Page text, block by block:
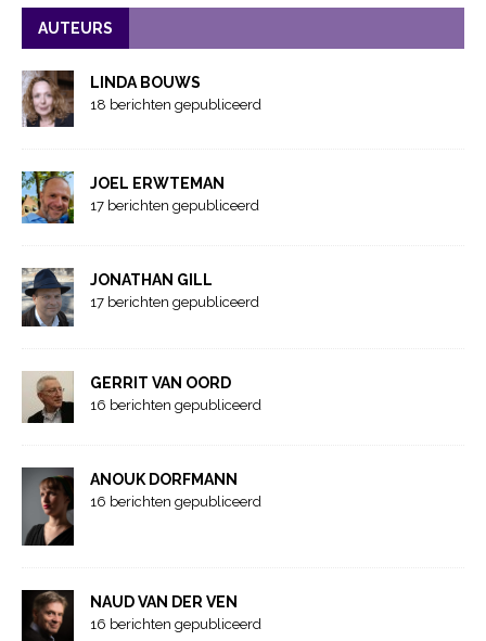
AUTEURS
LINDA BOUWS
18 berichten gepubliceerd
JOEL ERWTEMAN
17 berichten gepubliceerd
JONATHAN GILL
17 berichten gepubliceerd
GERRIT VAN OORD
16 berichten gepubliceerd
ANOUK DORFMANN
16 berichten gepubliceerd
NAUD VAN DER VEN
16 berichten gepubliceerd